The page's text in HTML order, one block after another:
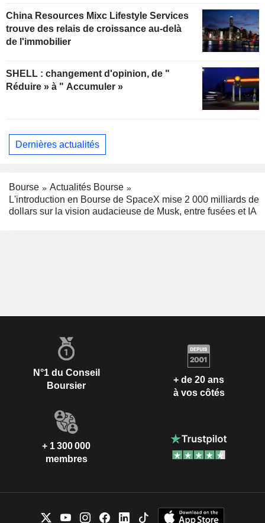
China Resources Mixc Lifestyle Services
trouve des relais de croissance au-delà
de l'immobilier
SHELL : changement d'opinion, de "
Réduire » à " Accumuler »
Dernières actualités
Bourse
Actualités Bourse
L'introduction en Bourse de SpaceX mise 2 000 milliards de
dollars sur la vision audacieuse de Musk, entre fusées et IA
N°1 du Conseil
Boursier
+ de 20 ans
à vos côtés
+ 1 300 000
membres